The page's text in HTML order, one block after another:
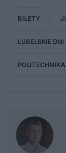
BILETY
LUBELSKIE